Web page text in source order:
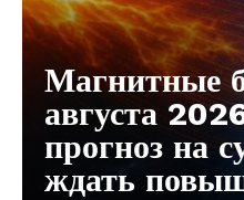
Магнитные
августа
прогноз на
ждать